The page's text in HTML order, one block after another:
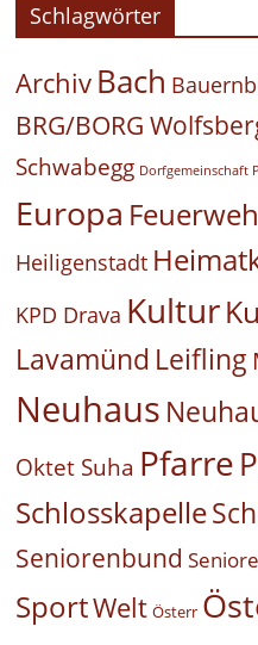
Schlagwörter
Archiv Bach
BRG/BORG
Schwabegg Dorfgemeinschaft
Europa
Heiligenstadt
KPD Drava Kultur
Lavamünd Leifling
Neuhaus
Oktet Suha Pfarre
Schlosskapelle
Seniorenbund
SportWelt Österr